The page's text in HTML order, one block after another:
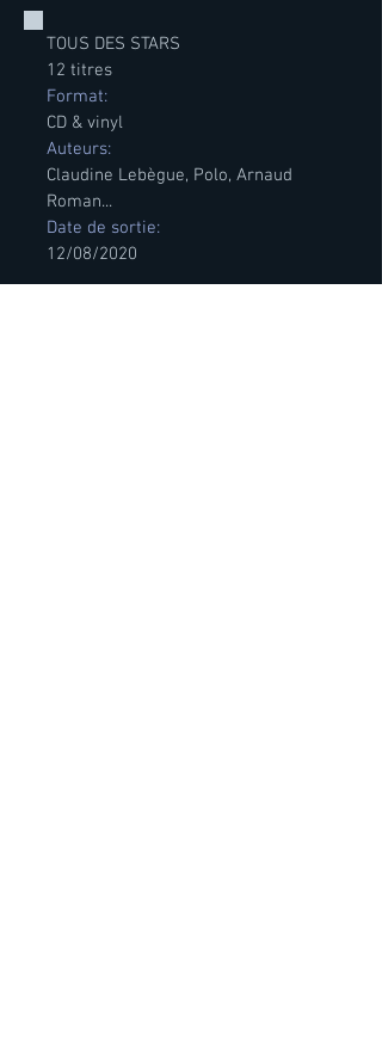
TOUS DES STARS
12 titres
Format:
CD & vinyl
Auteurs:
Claudine Lebègue, Polo, Arnaud
Roman...
Date de sortie:
12/08/2020